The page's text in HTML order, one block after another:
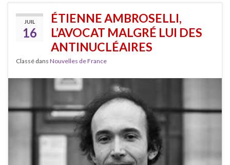
JUIL
16
ÉTIENNE AMBROSELLI,
L’AVOCAT MALGRÉ LUI DES
ANTINUCLÉAIRES
Classé dans Nouvelles de France